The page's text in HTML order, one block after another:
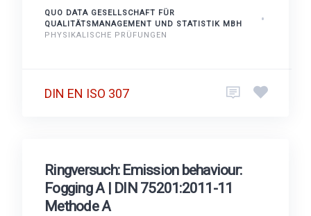
QUO DATA GESELLSCHAFT FÜR
QUALITÄTSMANAGEMENT UND STATISTIK MBH
PHYSIKALISCHE PRÜFUNGEN
DIN EN ISO 307
Ringversuch: Emission behaviour:
Fogging A | DIN 75201:2011-11
Methode A